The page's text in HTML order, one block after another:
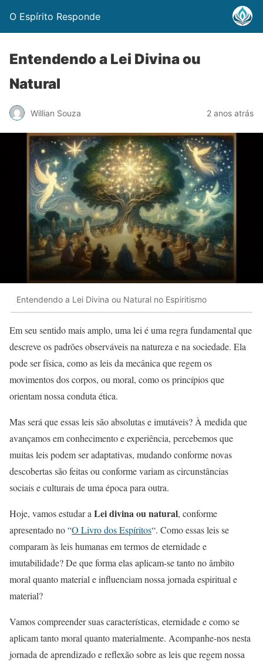
O Espírito Responde
Entendendo a Lei Divina ou
Natural
Willian Souza 2 anos atrás
Entendendo a Lei Divina ou Natural no Espiritismo
Em seu sentido mais amplo, uma lei é uma regra fundamental que
descreve os padrões observáveis na natureza e na sociedade. Ela
pode ser física, como as leis da mecânica que regem os
movimentos dos corpos, ou moral, como os princípios que
orientam nossa conduta ética.
Mas será que essas leis são absolutas e imutáveis? À medida que
avançamos em conhecimento e experiência, percebemos que
muitas leis podem ser adaptativas, mudando conforme novas
descobertas são feitas ou conforme variam as circunstâncias
sociais e culturais de uma época para outra.
Hoje, vamos estudar a Lei divina ou natural, conforme
apresentado no “O Livro dos Espíritos“. Como essas leis se
comparam às leis humanas em termos de eternidade e
imutabilidade? De que forma elas aplicam-se tanto no âmbito
moral quanto material e influenciam nossa jornada espiritual e
material?
Vamos compreender suas características, eternidade e como se
aplicam tanto moral quanto materialmente. Acompanhe-nos nesta
jornada de aprendizado e reflexão sobre as leis que regem nossa